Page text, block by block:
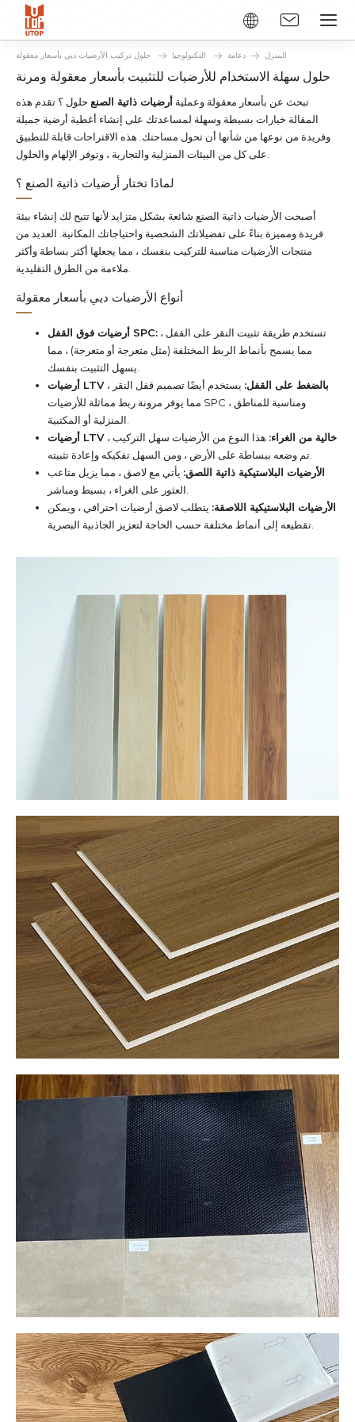
المنزل دعامة التكنولوجيا حلول تركيب الأرضيات ديي بأسعار معقولة
حلول سهلة الاستخدام للأرضيات للتثبيت بأسعار معقولة ومرنة
تبحث عن بأسعار معقولة وعملية أرضيات ذاتية الصنع حلول ؟ تقدم هذه
المقالة خيارات بسيطة وسهلة لمساعدتك على إنشاء أغطية أرضية جميلة
وفريدة من نوعها من شأنها أن تحول مساحتك. هذه الاقتراحات قابلة للتطبيق
لماذا تختار أرضيات ذاتية الصنع ؟
أصبحت الأرضيات ذاتية الصنع شائعة بشكل متزايد لأنها تتيح لك إنشاء بيئة
فريدة ومميزة بناءً على تفضيلاتك الشخصية واحتياجاتك المكانية. العديد من
منتجات الأرضيات مناسبة للتركيب بنفسك ، مما يجعلها أكثر بساطة وأكثر
أنواع الأرضيات ديي بأسعار معقولة
أرضيات فوق القفل SPC:
مما يسمح بأنماط الربط المختلفة (مثل متعرجة أو متعرجة) ، مما
أرضيات LTV بالضغط على القفل: يستخدم أيضًا تصميم قفل النقر ،
مما يوفر مرونة ربط مماثلة للأرضيات SPC ، ومناسبة للمناطق
أرضيات LTV خالية من الغراء: هذا النوع من الأرضيات سهل التركيب ،
الأرضيات البلاستيكية ذاتية اللصق: يأتي مع لاصق ، مما يزيل متاعب
الأرضيات البلاستيكية اللاصقة: يتطلب لاصق أرضيات احترافي ، ويمكن